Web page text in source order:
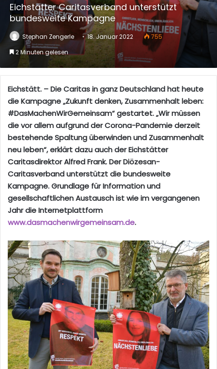
Eichstätter Caritasverband unterstützt
bundesweite Kampagne
Stephan Zengerle 18. Januar 2022
755
2 Minuten gelesen
Eichstätt. – Die Caritas in ganz Deutschland hat heute
die Kampagne „Zukunft denken, Zusammenhalt leben:
#DasMachenWirGemeinsam“ gestartet. „Wir müssen
die vor allem aufgrund der Corona-Pandemie derzeit
bestehende Spaltung überwinden und Zusammenhalt
neu leben“, erklärt dazu auch der Eichstätter
Caritasdirektor Alfred Frank. Der Diözesan-
Caritasverband unterstützt die bundesweite
Kampagne. Grundlage für Information und
gesellschaftlichen Austausch ist wie im vergangenen
Jahr die Internetplattform
www.dasmachenwirgemeinsam.de.